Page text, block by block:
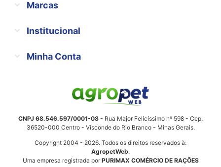
Marcas
Institucional
Minha Conta
CNPJ 68.546.597/0001-08 - Rua Major Felicíssimo nº 598 - Cep:
36520-000 Centro - Visconde do Rio Branco - Minas Gerais.
Copyright 2004 - 2026. Todos os direitos reservados à:
AgropetWeb.
Uma empresa registrada porPURIMAX COMÉRCIO DE RAÇÕES